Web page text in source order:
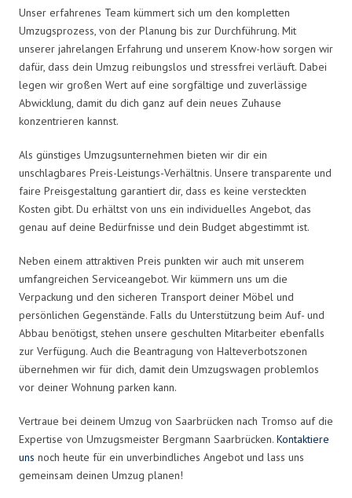
Unser erfahrenes Team kümmert sich um den kompletten
Umzugsprozess, von der Planung bis zur Durchführung. Mit
unserer jahrelangen Erfahrung und unserem Know-how sorgen wir
dafür, dass dein Umzug reibungslos und stressfrei verläuft. Dabei
legen wir großen Wert auf eine sorgfältige und zuverlässige
Abwicklung, damit du dich ganz auf dein neues Zuhause
konzentrieren kannst.
Als günstiges Umzugsunternehmen bieten wir dir ein
unschlagbares Preis-Leistungs-Verhältnis. Unsere transparente und
faire Preisgestaltung garantiert dir, dass es keine versteckten
Kosten gibt. Du erhältst von uns ein individuelles Angebot, das
genau auf deine Bedürfnisse und dein Budget abgestimmt ist.
Neben einem attraktiven Preis punkten wir auch mit unserem
umfangreichen Serviceangebot. Wir kümmern uns um die
Verpackung und den sicheren Transport deiner Möbel und
persönlichen Gegenstände. Falls du Unterstützung beim Auf- und
Abbau benötigst, stehen unsere geschulten Mitarbeiter ebenfalls
zur Verfügung. Auch die Beantragung von Halteverbotszonen
übernehmen wir für dich, damit dein Umzugswagen problemlos
vor deiner Wohnung parken kann.
Vertraue bei deinem Umzug von Saarbrücken nach Tromso auf die
Expertise von Umzugsmeister Bergmann Saarbrücken. Kontaktiere
uns noch heute für ein unverbindliches Angebot und lass uns
gemeinsam deinen Umzug planen!